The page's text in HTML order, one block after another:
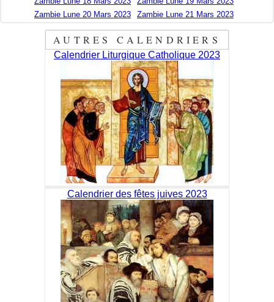
Zambie Lune 20 Mars 2023
Zambie Lune 21 Mars 2023
AUTRES CALENDRIERS
Calendrier Liturgique Catholique 2023
Calendrier des fêtes juives 2023